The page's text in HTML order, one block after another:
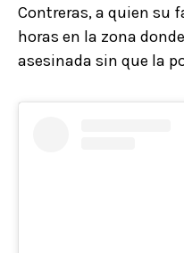
Contreras, a quien su
horas en la zona
asesinada sin que la